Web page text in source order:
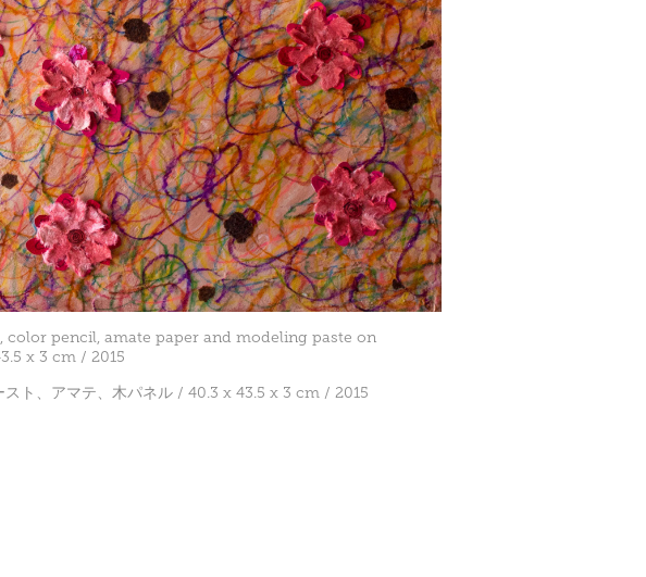
pencil, amate paper and modeling paste on
x 3 cm / 2015
ト、アマテ、木パネル / 40.3 x 43.5 x 3 cm / 2015